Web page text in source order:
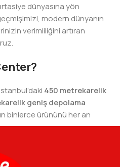
dünyasına yön
modern dünyanın
verimliliğini artıran
450 metrekarelik
geniş depolama
binlerce ürününü her an
malzemelerinden teknik
ihtiyaç duyduğunuz her